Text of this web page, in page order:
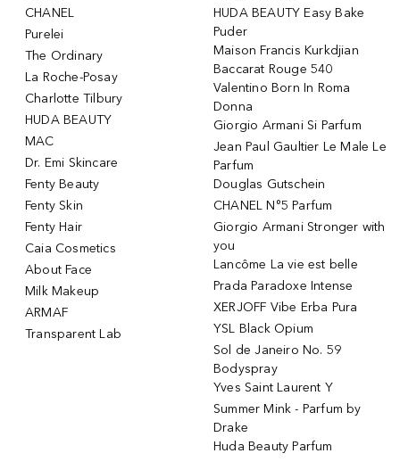
CHANEL
Purelei
The Ordinary
La Roche-Posay
Charlotte Tilbury
HUDA BEAUTY
MAC
Dr. Emi Skincare
Fenty Beauty
Fenty Skin
Fenty Hair
Caia Cosmetics
About Face
Milk Makeup
ARMAF
Transparent Lab
HUDA BEAUTY Easy Bake
Puder
Maison Francis Kurkdjian
Baccarat Rouge 540
Valentino Born In Roma
Donna
Giorgio Armani Si Parfum
Jean Paul Gaultier Le Male Le
Parfum
Douglas Gutschein
CHANEL N°5 Parfum
Giorgio Armani Stronger with
you
Lancôme La vie est belle
Prada Paradoxe Intense
XERJOFF Vibe Erba Pura
YSL Black Opium
Sol de Janeiro No. 59
Bodyspray
Yves Saint Laurent Y
Summer Mink - Parfum by
Drake
Huda Beauty Parfum